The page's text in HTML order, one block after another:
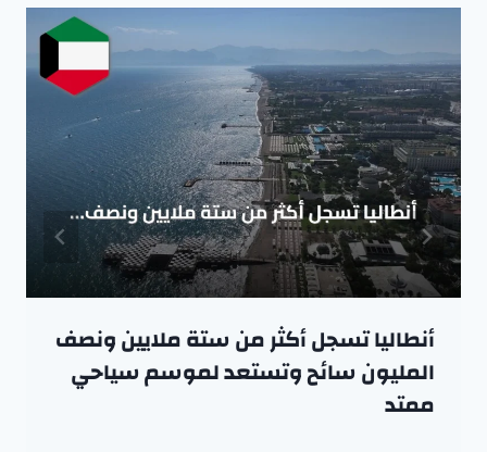
أنطاليا تسجل أكثر من ستة ملايين ونصف
المليون سائح وتستعد لموسم سياحي
ممتد